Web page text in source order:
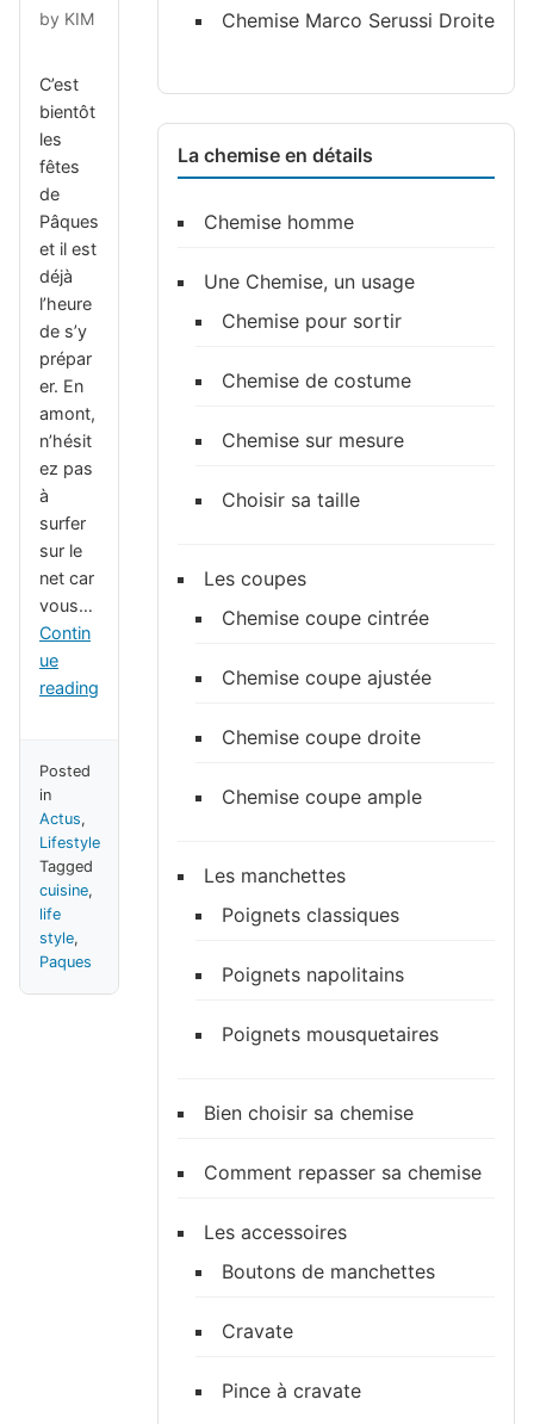
by KIM
C’est
bientôt
les
fêtes
de
Pâques
et il est
déjà
l’heure
de s’y
prépar
er. En
amont,
n’hésit
ez pas
à
surfer
sur le
net car
vous…
Contin
ue
reading
Posted
in
Actus,
Lifestyle
Tagged
cuisine,
life
style,
Paques
Chemise Marco Serussi Droite
La chemise en détails
Chemise homme
Une Chemise, un usage
Chemise pour sortir
Chemise de costume
Chemise sur mesure
Choisir sa taille
Les coupes
Chemise coupe cintrée
Chemise coupe ajustée
Chemise coupe droite
Chemise coupe ample
Les manchettes
Poignets classiques
Poignets napolitains
Poignets mousquetaires
Bien choisir sa chemise
Comment repasser sa chemise
Les accessoires
Boutons de manchettes
Cravate
Pince à cravate